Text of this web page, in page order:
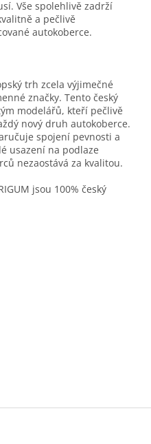
Vše spolehlivě zadrží
a pečlivě
autokoberce.
trh zcela výjimečné
značky. Tento český
modelářů, kteří pečlivě
nový druh autokoberce.
spojení pevnosti a
usazení na podlaze
nezaostává za kvalitou.
jsou 100% český